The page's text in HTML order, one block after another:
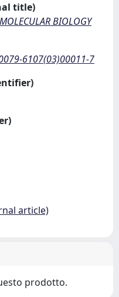
title)
BIOLOGY
6107(03)00011-7
article)
prodotto.